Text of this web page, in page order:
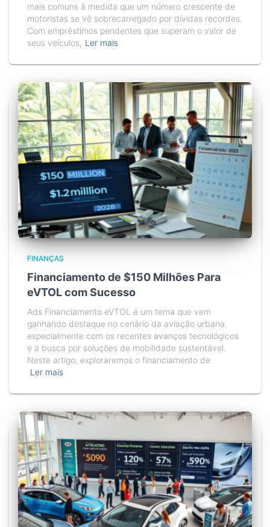
mais comuns à medida que um número crescente de
motoristas se vê sobrecarregado por dívidas recordes.
Com empréstimos pendentes que superam o valor de
seus veículos, Ler mais
FINANÇAS
Financiamento de $150 Milhões Para
eVTOL com Sucesso
Ads Financiamento eVTOL é um tema que vem
ganhando destaque no cenário da aviação urbana,
especialmente com os recentes avanços tecnológicos
e a busca por soluções de mobilidade sustentável.
Neste artigo, exploraremos o financiamento de
Ler mais